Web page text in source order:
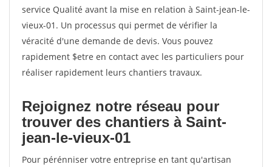
service Qualité avant la mise en relation à Saint-jean-le-
vieux-01. Un processus qui permet de vérifier la
véracité d'une demande de devis. Vous pouvez
rapidement $etre en contact avec les particuliers pour
réaliser rapidement leurs chantiers travaux.
Rejoignez notre réseau pour
trouver des chantiers à Saint-
jean-le-vieux-01
Pour pérénniser votre entreprise en tant qu'artisan